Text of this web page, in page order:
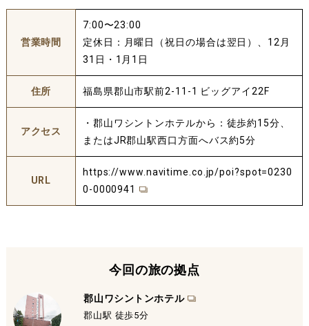
営業時間
7:00〜23:00
定休日：月曜日（祝日の場合は翌日）、12月
31日・1月1日
住所 福島県郡山市駅前2-11-1 ビッグアイ22F
アクセス
・郡山ワシントンホテルから：徒歩約15分、
またはJR郡山駅西口方面へバス約5分
URL
https://www.navitime.co.jp/poi?spot=0230
0-0000941
今回の旅の拠点
郡山ワシントンホテル
郡山駅 徒歩5分